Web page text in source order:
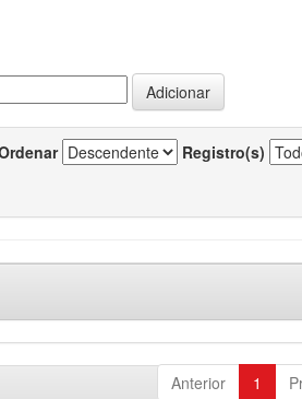
Registro(s)
Anterior 1